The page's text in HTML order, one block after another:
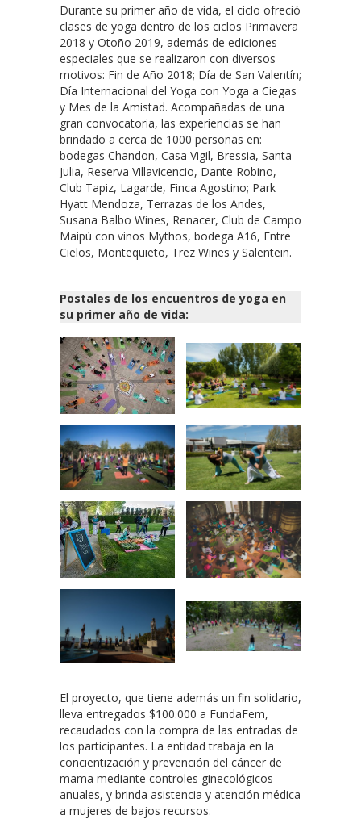
Durante su primer año de vida, el ciclo ofreció
clases de yoga dentro de los ciclos Primavera
2018 y Otoño 2019, además de ediciones
especiales que se realizaron con diversos
motivos: Fin de Año 2018; Día de San Valentín;
Día Internacional del Yoga con Yoga a Ciegas
y Mes de la Amistad. Acompañadas de una
gran convocatoria, las experiencias se han
brindado a cerca de 1000 personas en:
bodegas Chandon, Casa Vigil, Bressia, Santa
Julia, Reserva Villavicencio, Dante Robino,
Club Tapiz, Lagarde, Finca Agostino; Park
Hyatt Mendoza, Terrazas de los Andes,
Susana Balbo Wines, Renacer, Club de Campo
Maipú con vinos Mythos, bodega A16, Entre
Cielos, Montequieto, Trez Wines y Salentein.
Postales de los encuentros de yoga en
su primer año de vida:
El proyecto, que tiene además un fin solidario,
lleva entregados $100.000 a FundaFem,
recaudados con la compra de las entradas de
los participantes. La entidad trabaja en la
concientización y prevención del cáncer de
mama mediante controles ginecológicos
anuales, y brinda asistencia y atención médica
a mujeres de bajos recursos.